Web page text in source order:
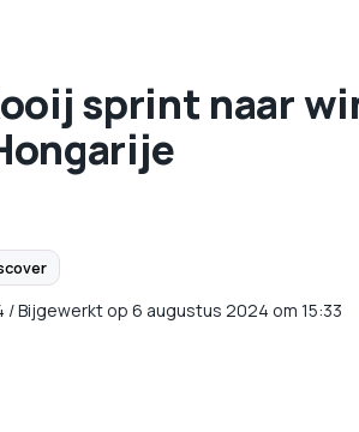
sprint naar
/Bijgewerkt op 6 augustus 2024 om 15:33